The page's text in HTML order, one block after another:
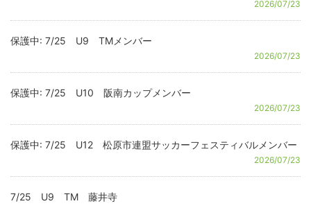
2026/07/23
保護中: 7/25 U9 TMメンバー
2026/07/23
保護中: 7/25 U10 阪南カップメンバー
2026/07/23
保護中: 7/25 U12 松原市連盟サッカーフェスティバルメンバー
2026/07/23
7/25 U9 TM 藤井寺